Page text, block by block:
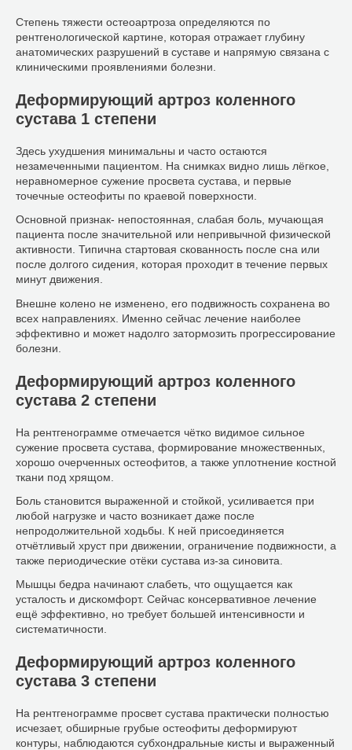
Степень тяжести остеоартроза определяются по
рентгенологической картине, которая отражает глубину
анатомических разрушений в суставе и напрямую связана с
клиническими проявлениями болезни.
Деформирующий артроз коленного
сустава 1 степени
Здесь ухудшения минимальны и часто остаются
незамеченными пациентом. На снимках видно лишь лёгкое,
неравномерное сужение просвета сустава, и первые
точечные остеофиты по краевой поверхности.
Основной признак- непостоянная, слабая боль, мучающая
пациента после значительной или непривычной физической
активности. Типична стартовая скованность после сна или
после долгого сидения, которая проходит в течение первых
минут движения.
Внешне колено не изменено, его подвижность сохранена во
всех направлениях. Именно сейчас лечение наиболее
эффективно и может надолго затормозить прогрессирование
болезни.
Деформирующий артроз коленного
сустава 2 степени
На рентгенограмме отмечается чётко видимое сильное
сужение просвета сустава, формирование множественных,
хорошо очерченных остеофитов, а также уплотнение костной
ткани под хрящом.
Боль становится выраженной и стойкой, усиливается при
любой нагрузке и часто возникает даже после
непродолжительной ходьбы. К ней присоединяется
отчётливый хруст при движении, ограничение подвижности, а
также периодические отёки сустава из-за синовита.
Мышцы бедра начинают слабеть, что ощущается как
усталость и дискомфорт. Сейчас консервативное лечение
ещё эффективно, но требует большей интенсивности и
систематичности.
Деформирующий артроз коленного
сустава 3 степени
На рентгенограмме просвет сустава практически полностью
исчезает, обширные грубые остеофиты деформируют
контуры, наблюдаются субхондральные кисты и выраженный